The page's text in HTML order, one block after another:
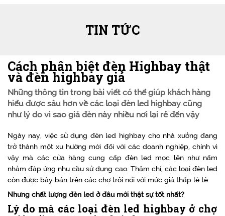
TIN TỨC
Cách phân biệt đèn Highbay thật
và đèn highbay giả
Những thông tin trong bài viết có thể giúp khách hàng
hiểu được sâu hơn về các loại đèn led highbay cũng
như lý do vì sao giá đèn này nhiều nơi lại rẻ đến vậy
Ngày nay, việc sử dụng đèn led highbay cho nhà xưởng đang
trở thành một xu hướng mới đối với các doanh nghiệp, chính vì
vậy mà các cửa hàng cung cấp đèn led mọc lên như nấm
nhằm đáp ứng nhu cầu sử dụng cao. Thậm chí, các loại đèn led
còn được bày bán trên các chợ trôi nổi với mức giá thấp lè tè.
Nhưng chất lượng đèn led ở đâu mới thật sự tốt nhất?
Lý do mà các loại đèn led highbay ở chợ